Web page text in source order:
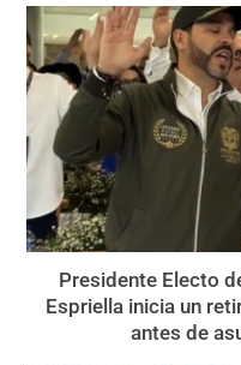
Presidente Electo
Espriella inicia un
antes de